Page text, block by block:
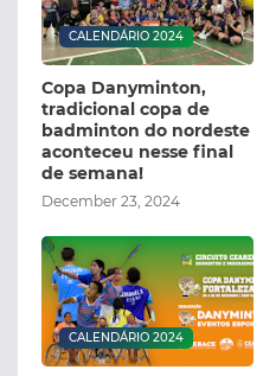
CALENDÁRIO 2024
Copa Danyminton,
tradicional copa de
badminton do nordeste
aconteceu nesse final
de semana!
December 23, 2024
CALENDÁRIO 2024